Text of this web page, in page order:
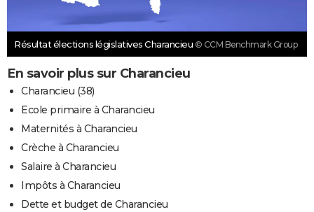
Résultat élections législatives Charancieu © CCM Benchmark Group
En savoir plus sur Charancieu
Charancieu (38)
Ecole primaire à Charancieu
Maternités à Charancieu
Crèche à Charancieu
Salaire à Charancieu
Impôts à Charancieu
Dette et budget de Charancieu